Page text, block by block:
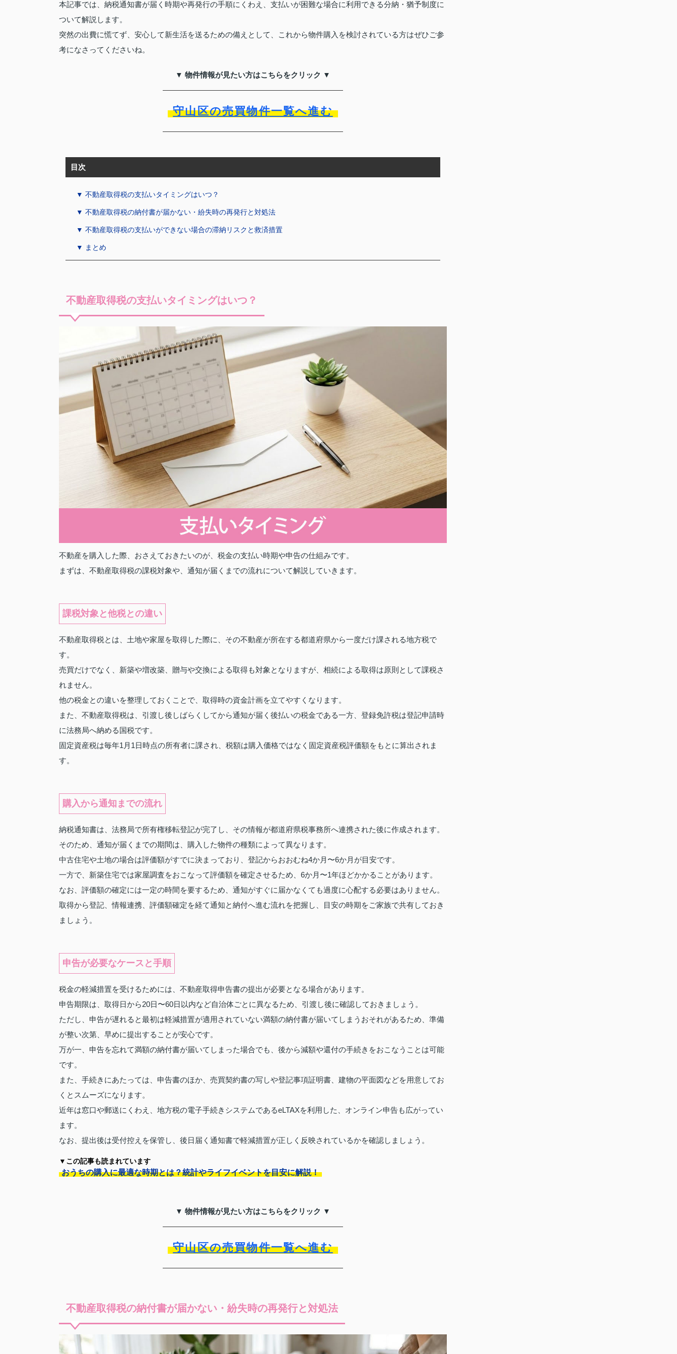
本記事では、納税通知書が届く時期や再発行の手順にくわえ、支払いが困難な場合に利用できる分納・猶予制度に
ついて解説します。
突然の出費に慌てず、安心して新生活を送るための備えとして、これから物件購入を検討されている方はぜひご参
考になさってくださいね。
▼ 物件情報が見たい方はこちらをクリック ▼
守山区の売買物件一覧へ進む
目次
▼ 不動産取得税の支払いタイミングはいつ？
▼ 不動産取得税の納付書が届かない・紛失時の再発行と対処法
▼ 不動産取得税の支払いができない場合の滞納リスクと救済措置
▼ まとめ
不動産取得税の支払いタイミングはいつ？
不動産を購入した際、おさえておきたいのが、税金の支払い時期や申告の仕組みです。
まずは、不動産取得税の課税対象や、通知が届くまでの流れについて解説していきます。
課税対象と他税との違い
不動産取得税とは、土地や家屋を取得した際に、その不動産が所在する都道府県から一度だけ課される地方税で
す。
売買だけでなく、新築や増改築、贈与や交換による取得も対象となりますが、相続による取得は原則として課税さ
れません。
他の税金との違いを整理しておくことで、取得時の資金計画を立てやすくなります。
また、不動産取得税は、引渡し後しばらくしてから通知が届く後払いの税金である一方、登録免許税は登記申請時
に法務局へ納める国税です。
固定資産税は毎年1月1日時点の所有者に課され、税額は購入価格ではなく固定資産税評価額をもとに算出されま
す。
購入から通知までの流れ
納税通知書は、法務局で所有権移転登記が完了し、その情報が都道府県税事務所へ連携された後に作成されます。
そのため、通知が届くまでの期間は、購入した物件の種類によって異なります。
中古住宅や土地の場合は評価額がすでに決まっており、登記からおおむね4か月〜6か月が目安です。
一方で、新築住宅では家屋調査をおこなって評価額を確定させるため、6か月〜1年ほどかかることがあります。
なお、評価額の確定には一定の時間を要するため、通知がすぐに届かなくても過度に心配する必要はありません。
取得から登記、情報連携、評価額確定を経て通知と納付へ進む流れを把握し、目安の時期をご家族で共有しておき
ましょう。
申告が必要なケースと手順
税金の軽減措置を受けるためには、不動産取得申告書の提出が必要となる場合があります。
申告期限は、取得日から20日〜60日以内など自治体ごとに異なるため、引渡し後に確認しておきましょう。
ただし、申告が遅れると最初は軽減措置が適用されていない満額の納付書が届いてしまうおそれがあるため、準備
が整い次第、早めに提出することが安心です。
万が一、申告を忘れて満額の納付書が届いてしまった場合でも、後から減額や還付の手続きをおこなうことは可能
です。
また、手続きにあたっては、申告書のほか、売買契約書の写しや登記事項証明書、建物の平面図などを用意してお
くとスムーズになります。
近年は窓口や郵送にくわえ、地方税の電子手続きシステムであるeLTAXを利用した、オンライン申告も広がってい
ます。
なお、提出後は受付控えを保管し、後日届く通知書で軽減措置が正しく反映されているかを確認しましょう。
▼この記事も読まれています
おうちの購入に最適な時期とは？統計やライフイベントを目安に解説！
▼ 物件情報が見たい方はこちらをクリック ▼
守山区の売買物件一覧へ進む
不動産取得税の納付書が届かない・紛失時の再発行と対処法